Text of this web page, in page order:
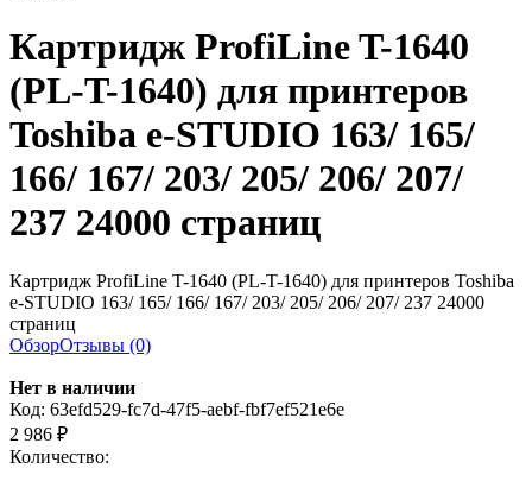
Картридж ProfiLine T-1640
(PL-T-1640) для принтеров
Toshiba e-STUDIO 163/ 165/
166/ 167/ 203/ 205/ 206/ 207/
237 24000 страниц
Картридж ProfiLine T-1640 (PL-T-1640) для принтеров Toshiba
e-STUDIO 163/ 165/ 166/ 167/ 203/ 205/ 206/ 207/ 237 24000
страниц
ОбзорОтзывы (0)
Нет в наличии
Код: 63efd529-fc7d-47f5-aebf-fbf7ef521e6e
2 986 ₽
Количество: